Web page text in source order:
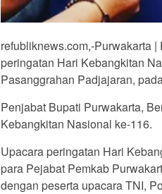
refubliknews.com,-Purwakarta
peringatan Hari Kebangkitan
Pasanggrahan Padjajaran,
Penjabat Bupati Purwakarta,
Kebangkitan Nasional ke-116.
Upacara peringatan Hari
para Pejabat Pemkab
dengan peserta upacara TNI,